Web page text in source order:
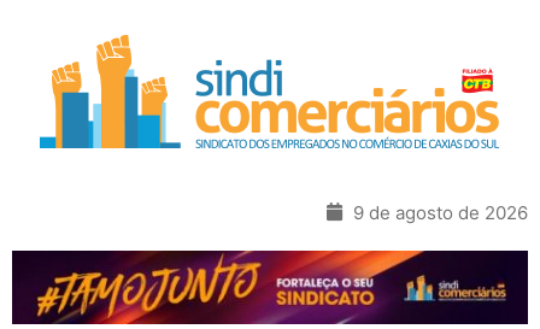
9 de agosto de 2026